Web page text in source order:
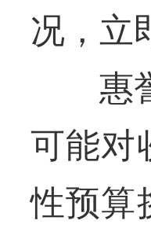
况，立
惠誉
可能对
性预算